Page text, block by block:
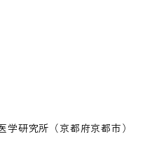
研究所（京都府京都市）